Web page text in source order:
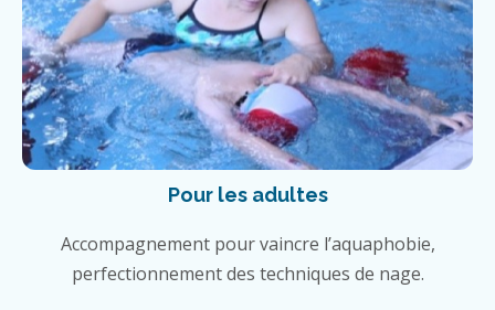
Pour les adultes
Accompagnement pour vaincre l’aquaphobie,
perfectionnement des techniques de nage.